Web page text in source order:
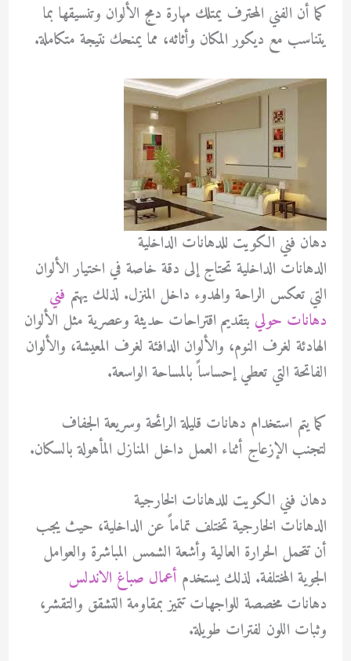
كما أن الفني المحترف يمتلك مهارة دمج الألوان وتنسيقها بما
يتناسب مع ديكور المكان وأثاثه، مما يمنحك نتيجة متكاملة.
دهان فني الكويت للدهانات الداخلية
الدهانات الداخلية تحتاج إلى دقة خاصة في اختيار الألوان
التي تعكس الراحة والهدوء داخل المنزل. لذلك يهتم فني
دهانات حولي بتقديم اقتراحات حديثة وعصرية مثل الألوان
الهادئة لغرف النوم، والألوان الدافئة لغرف المعيشة، والألوان
الفاتحة التي تعطي إحساساً بالمساحة الواسعة.
كما يتم استخدام دهانات قليلة الرائحة وسريعة الجفاف
لتجنب الإزعاج أثناء العمل داخل المنازل المأهولة بالسكان.
دهان فني الكويت للدهانات الخارجية
الدهانات الخارجية تختلف تماماً عن الداخلية، حيث يجب
أن تتحمل الحرارة العالية وأشعة الشمس المباشرة والعوامل
الجوية المختلفة. لذلك يستخدم أعمال صباغ الاندلس
دهانات مخصصة للواجهات تتميز بمقاومة التشقق والتقشر،
وثبات اللون لفترات طويلة.